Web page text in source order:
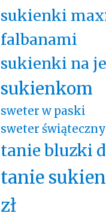
sukienki
falbanami
sukienki na
sukienkom
sweter w paski
sweter świąteczny
tanie bluzki
tanie
zł